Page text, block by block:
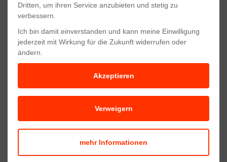
Dritten, um ihren Service anzubieten und stetig zu
verbessern.
Ich bin damit einverstanden und kann meine Einwilligung
jederzeit mit Wirkung für die Zukunft widerrufen oder
ändern.
Akzeptieren
Verweigern
mehr Informationen